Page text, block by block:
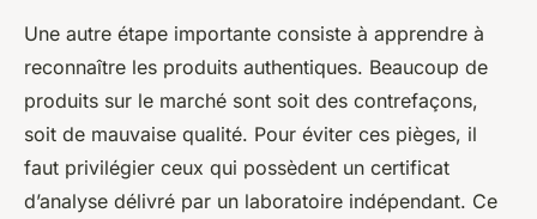
Une autre étape importante consiste à apprendre à
reconnaître les produits authentiques. Beaucoup de
produits sur le marché sont soit des contrefaçons,
soit de mauvaise qualité. Pour éviter ces pièges, il
faut privilégier ceux qui possèdent un certificat
d’analyse délivré par un laboratoire indépendant. Ce